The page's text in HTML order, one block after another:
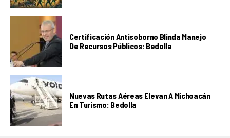
Certificación Antisoborno Blinda Manejo
De Recursos Públicos: Bedolla
Nuevas Rutas Aéreas Elevan A Michoacán
En Turismo: Bedolla